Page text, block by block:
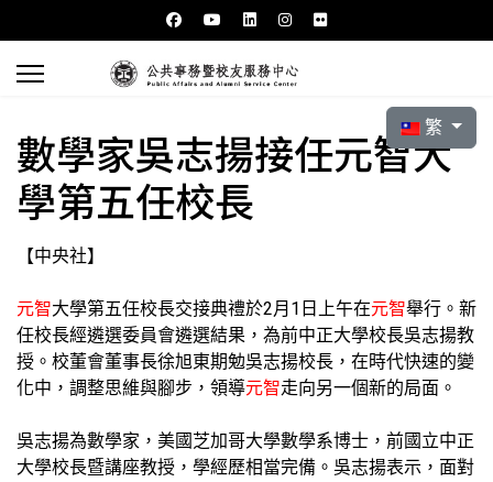
選擇你的語言
繁
數學家吳志揚接任元智大
學第五任校長
【中央社】
元智大學第五任校長交接典禮於2月1日上午在元智舉行。新
任校長經遴選委員會遴選結果，為前中正大學校長吳志揚教
授。校董會董事長徐旭東期勉吳志揚校長，在時代快速的變
化中，調整思維與腳步，領導元智走向另一個新的局面。
吳志揚為數學家，美國芝加哥大學數學系博士，前國立中正
大學校長暨講座教授，學經歷相當完備。吳志揚表示，面對